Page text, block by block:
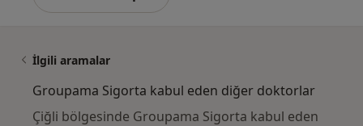
İlgili aramalar
Groupama Sigorta kabul eden diğer doktorlar
Çiğli bölgesinde Groupama Sigorta kabul eden